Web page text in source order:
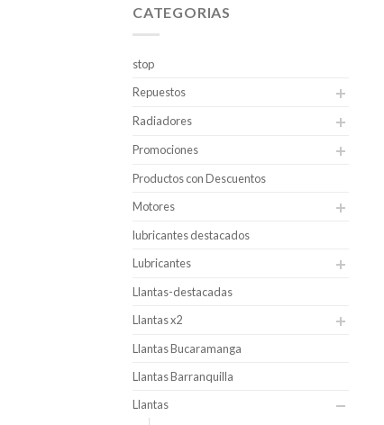
CATEGORIAS
stop
Repuestos
Radiadores
Promociones
Productos con Descuentos
Motores
lubricantes destacados
Lubricantes
Llantas-destacadas
Llantas x2
Llantas Bucaramanga
Llantas Barranquilla
Llantas